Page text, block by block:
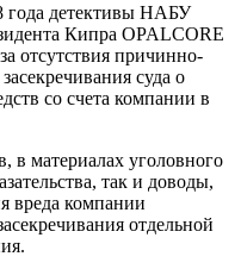
года детективы НАБУ
Кипра OPALCORE
отсутствия причинно-
суда о
со счета компании в
в материалах уголовного
так и доводы,
вреда компании
отдельной